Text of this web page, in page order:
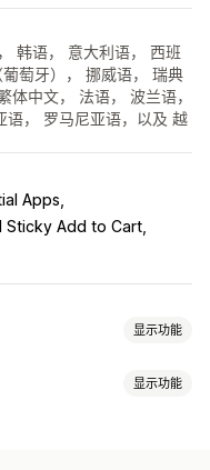
韩语， 意大利语， 西班
萄牙）， 挪威语， 瑞典
中文， 法语， 波兰语，
语， 罗马尼亚语，以及 越
Apps
Sticky Add to Cart
显示功能
显示功能